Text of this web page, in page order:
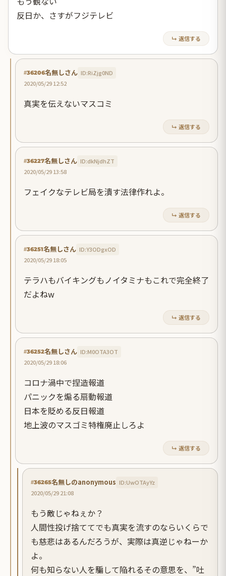
反日か、さすがフジテレビ
↳ 返信する
#36206名無しさん ID:RiZjg0ND
2020/05/29 12:52
真実を伝えないマスコミ
↳ 返信する
#36227名無しさん ID:dkNjdhZT
2020/05/29 13:58
フェイクなテレビ局を潰す法律作れよ。
↳ 返信する
#36251名無しさん ID:Y3ODgxOD
2020/05/29 18:05
テラハもバイキングもノイタミナもこれで完全終了
だよねw
↳ 返信する
#36252名無しさん ID:M0OTA3OT
2020/05/29 18:06
コロナ渦中で捏造報道
パニックを煽る扇動報道
日本を貶める反日報道
地上波のマスゴミ特権廃止しろよ
↳ 返信する
#36265名無しのanonymous ID:UwOTAyYz
2020/05/29 21:08
もう敵じゃねぇか？
人間性投げ捨ててでも真実を流すのならいくらで
も慈悲はあるんだろうが、実際は真逆じゃねーか
よ。
何も知らない人を騙して陥れるその意思を、”吐